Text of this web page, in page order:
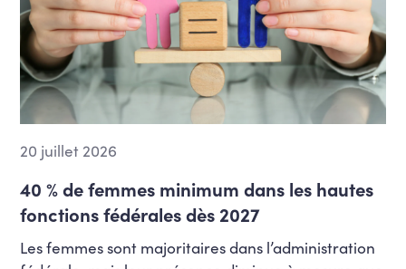
20 juillet 2026
40 % de femmes minimum dans les hautes
fonctions fédérales dès 2027
Les femmes sont majoritaires dans l’administration